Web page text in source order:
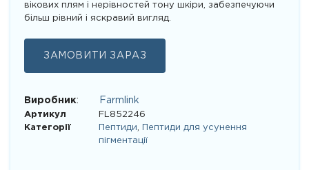
вікових плям і нерівностей тону шкіри, забезпечуючи
більш рівний і яскравий вигляд.
ЗАМОВИТИ ЗАРАЗ
Виробник: Farmlink
Артикул
FL852246
Категорії
Пептиди
Пептиди для усунення
пігментації